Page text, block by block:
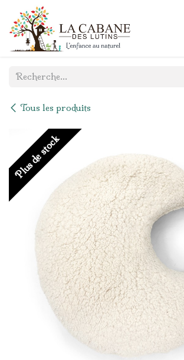
Se rendre au contenu
Tous les produits
Plus de stock